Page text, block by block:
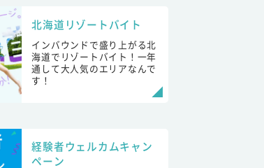
北海道リゾートバイト
インバウンドで盛り上がる北
海道でリゾートバイト！一年
通して大人気のエリアなんで
す！
経験者ウェルカムキャン
ペーン